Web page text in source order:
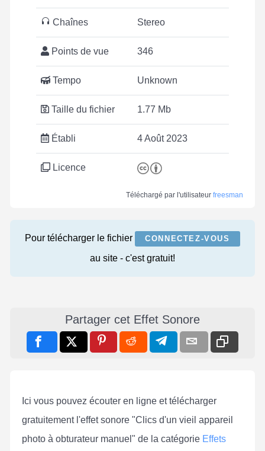
Chaînes Stereo
Points de vue 346
Tempo Unknown
Taille du fichier 1.77 Mb
Établi 4 Août 2023
Licence
Téléchargé par l'utilisateur freesman
Pour télécharger le fichier CONNECTEZ-VOUS
au site - c'est gratuit!
Partager cet Effet Sonore
Ici vous pouvez écouter en ligne et télécharger
gratuitement l'effet sonore "Clics d'un vieil appareil
photo à obturateur manuel" de la catégorie Effets